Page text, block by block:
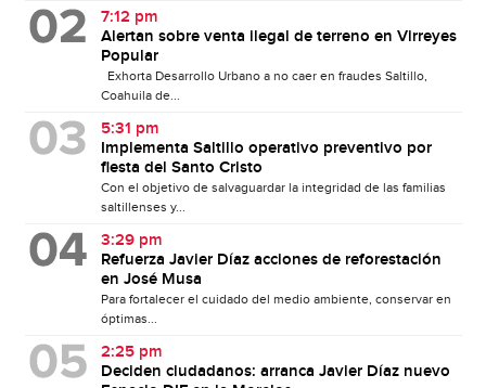
7:12 pm
Alertan sobre venta ilegal de terreno en Virreyes
Popular
Exhorta Desarrollo Urbano a no caer en fraudes Saltillo,
Coahuila de...
5:31 pm
Implementa Saltillo operativo preventivo por
fiesta del Santo Cristo
Con el objetivo de salvaguardar la integridad de las familias
saltillenses y...
3:29 pm
Refuerza Javier Díaz acciones de reforestación
en José Musa
Para fortalecer el cuidado del medio ambiente, conservar en
óptimas...
2:25 pm
Deciden ciudadanos: arranca Javier Díaz nuevo